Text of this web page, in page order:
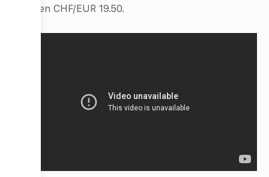
üblichen CHF/EUR 19.50.